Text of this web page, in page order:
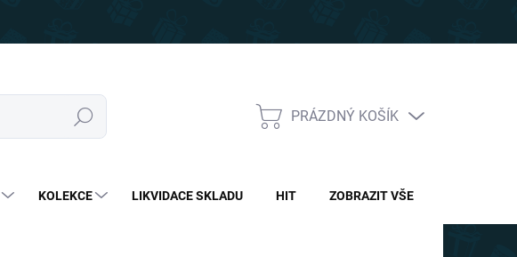
Hledat
NÁKUPNÍ
PRÁZDNÝ KOŠÍK
KOLEKCE LIKVIDACE SKLADU HIT ZOBRAZIT VŠE